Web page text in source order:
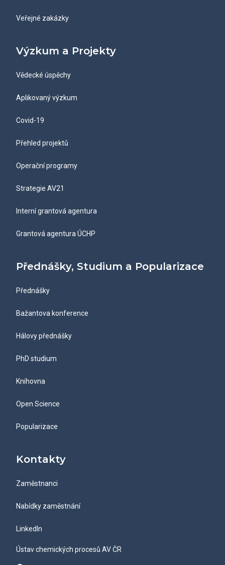
Veřejné zakázky
Výzkum a Projekty
Vědecké úspěchy
Aplikovaný výzkum
Covid-19
Přehled projektů
Operační programy
Strategie AV21
Interní grantová agentura
Grantová agentura ÚCHP
Přednášky, Studium a Popularizace
Přednášky
Bažantova konference
Hálovy přednášky
PhD studium
Knihovna
Open Science
Popularizace
Kontakty
Zaměstnanci
Nabídky zaměstnání
LinkedIn
Ústav chemických procesů AV ČR